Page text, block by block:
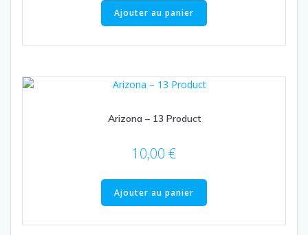
Ajouter au panier
Arizona – 13 Product
10,00 €
Ajouter au panier